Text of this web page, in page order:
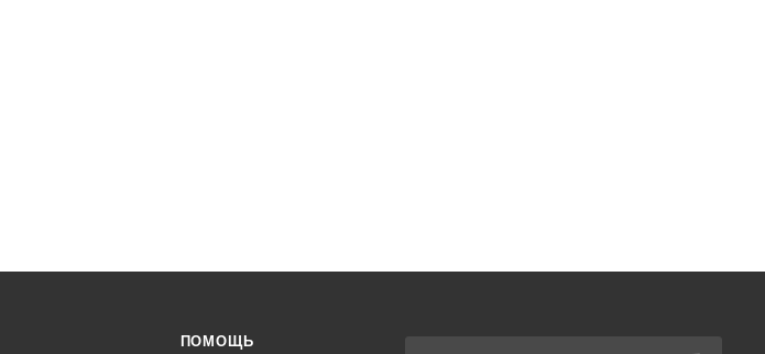
ПОМОЩЬ